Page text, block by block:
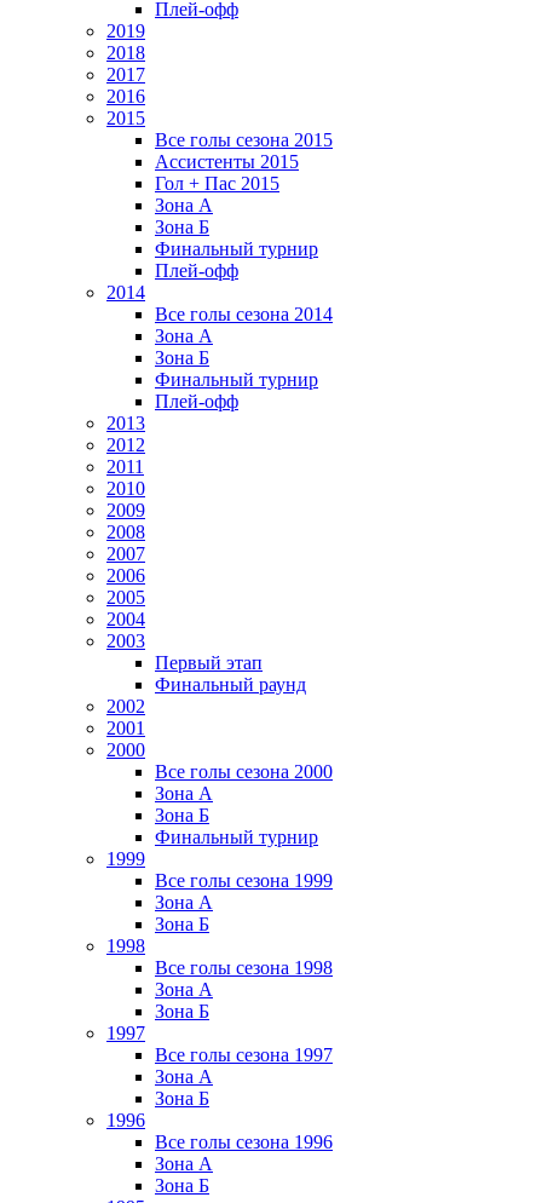
Плей-офф
2019
2018
2017
2016
2015
Все голы сезона 2015
Ассистенты 2015
Гол + Пас 2015
Зона А
Зона Б
Финальный турнир
Плей-офф
2014
Все голы сезона 2014
Зона А
Зона Б
Финальный турнир
Плей-офф
2013
2012
2011
2010
2009
2008
2007
2006
2005
2004
2003
Первый этап
Финальный раунд
2002
2001
2000
Все голы сезона 2000
Зона А
Зона Б
Финальный турнир
1999
Все голы сезона 1999
Зона А
Зона Б
1998
Все голы сезона 1998
Зона А
Зона Б
1997
Все голы сезона 1997
Зона А
Зона Б
1996
Все голы сезона 1996
Зона А
Зона Б